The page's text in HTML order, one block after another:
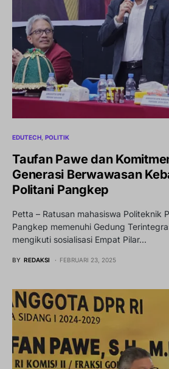
EDUTECH POLITIK
Taufan Pawe dan
Generasi Berwawasan
Politani Pangkep
Petta – Ratusan mahasiswa Politeknik
Pangkep memenuhi Gedung
mengikuti sosialisasi Empat Pilar…
BY REDAKSI FEBRUARI 23, 2025